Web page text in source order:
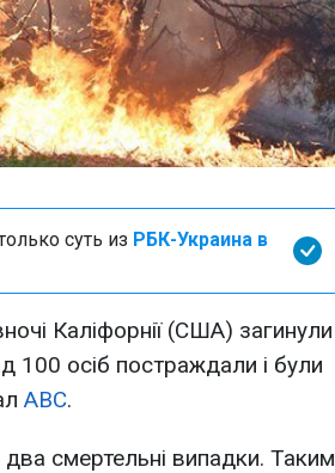
суть из РБК-Украина в
Каліфорнії (США) загинули
осіб постраждали і були
ABC.
смертельні випадки. Таким